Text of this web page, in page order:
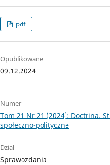
pdf
Opublikowane
09.12.2024
Numer
Tom 21 Nr 21 (2024): Doctrina.
społeczno-polityczne
Dział
Sprawozdania